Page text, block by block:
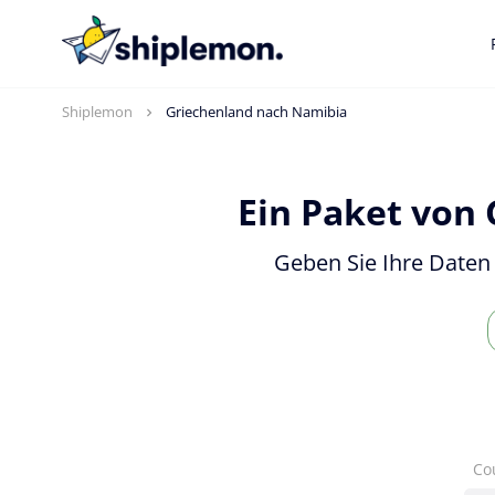
Shiplemon Griechenland nach Namibia
Ein Paket
Geben Sie Ihre